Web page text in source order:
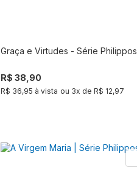
Graça e Virtudes - Série Philippos
R$ 38,90
R$ 36,95 à vista ou 3x deR$ 12,97